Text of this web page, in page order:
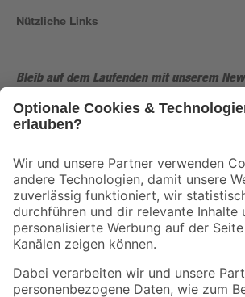
Nützliche Links
Bleib auf dem Laufenden mit unserem
Der toom Newsletter: Keine Angebote und Aktionen
Folge uns
Zahlungsarten